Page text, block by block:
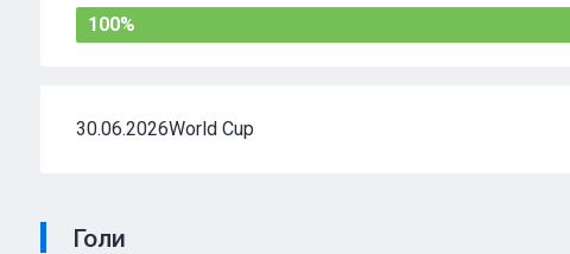
100%
30.06.2026World Cup
Голи